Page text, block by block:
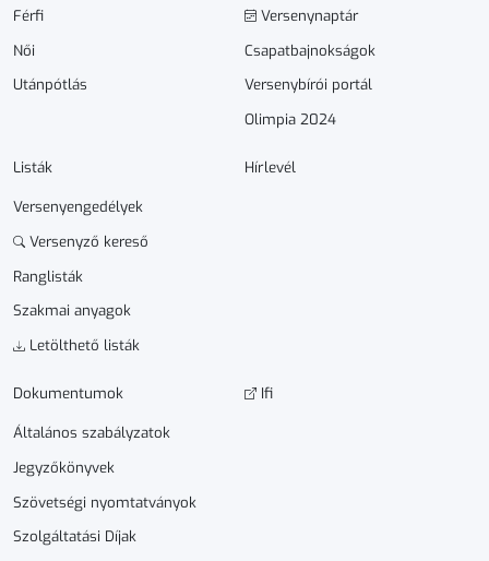
Férfi
Női
Utánpótlás
Versenynaptár
Csapatbajnokságok
Versenybírói portál
Olimpia 2024
Listák
Versenyengedélyek
Versenyző kereső
Ranglisták
Szakmai anyagok
Letölthető listák
Hírlevél
Dokumen­­tumok
Általános szabályzatok
Jegyzőkönyvek
Szövetségi nyomtatványok
Szolgáltatási Díjak
Ifi